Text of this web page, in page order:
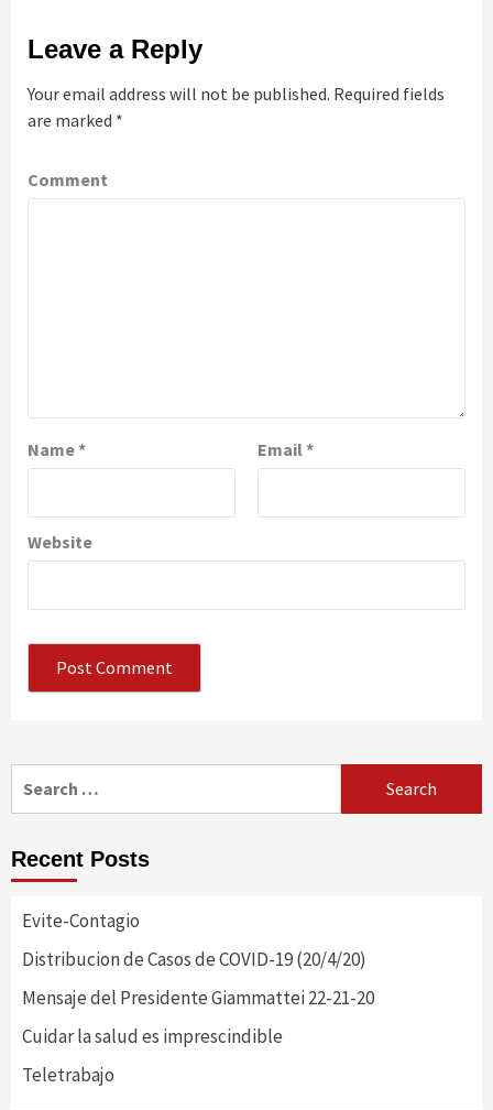
Leave a Reply
Your email address will not be published. Required fields
are marked *
Comment
Name* Email *
Website
for:
Recent Posts
Evite-Contagio
Distribucion de Casos de COVID-19 (20/4/20)
Mensaje del Presidente Giammattei 22-21-20
Cuidar la salud es imprescindible
Teletrabajo